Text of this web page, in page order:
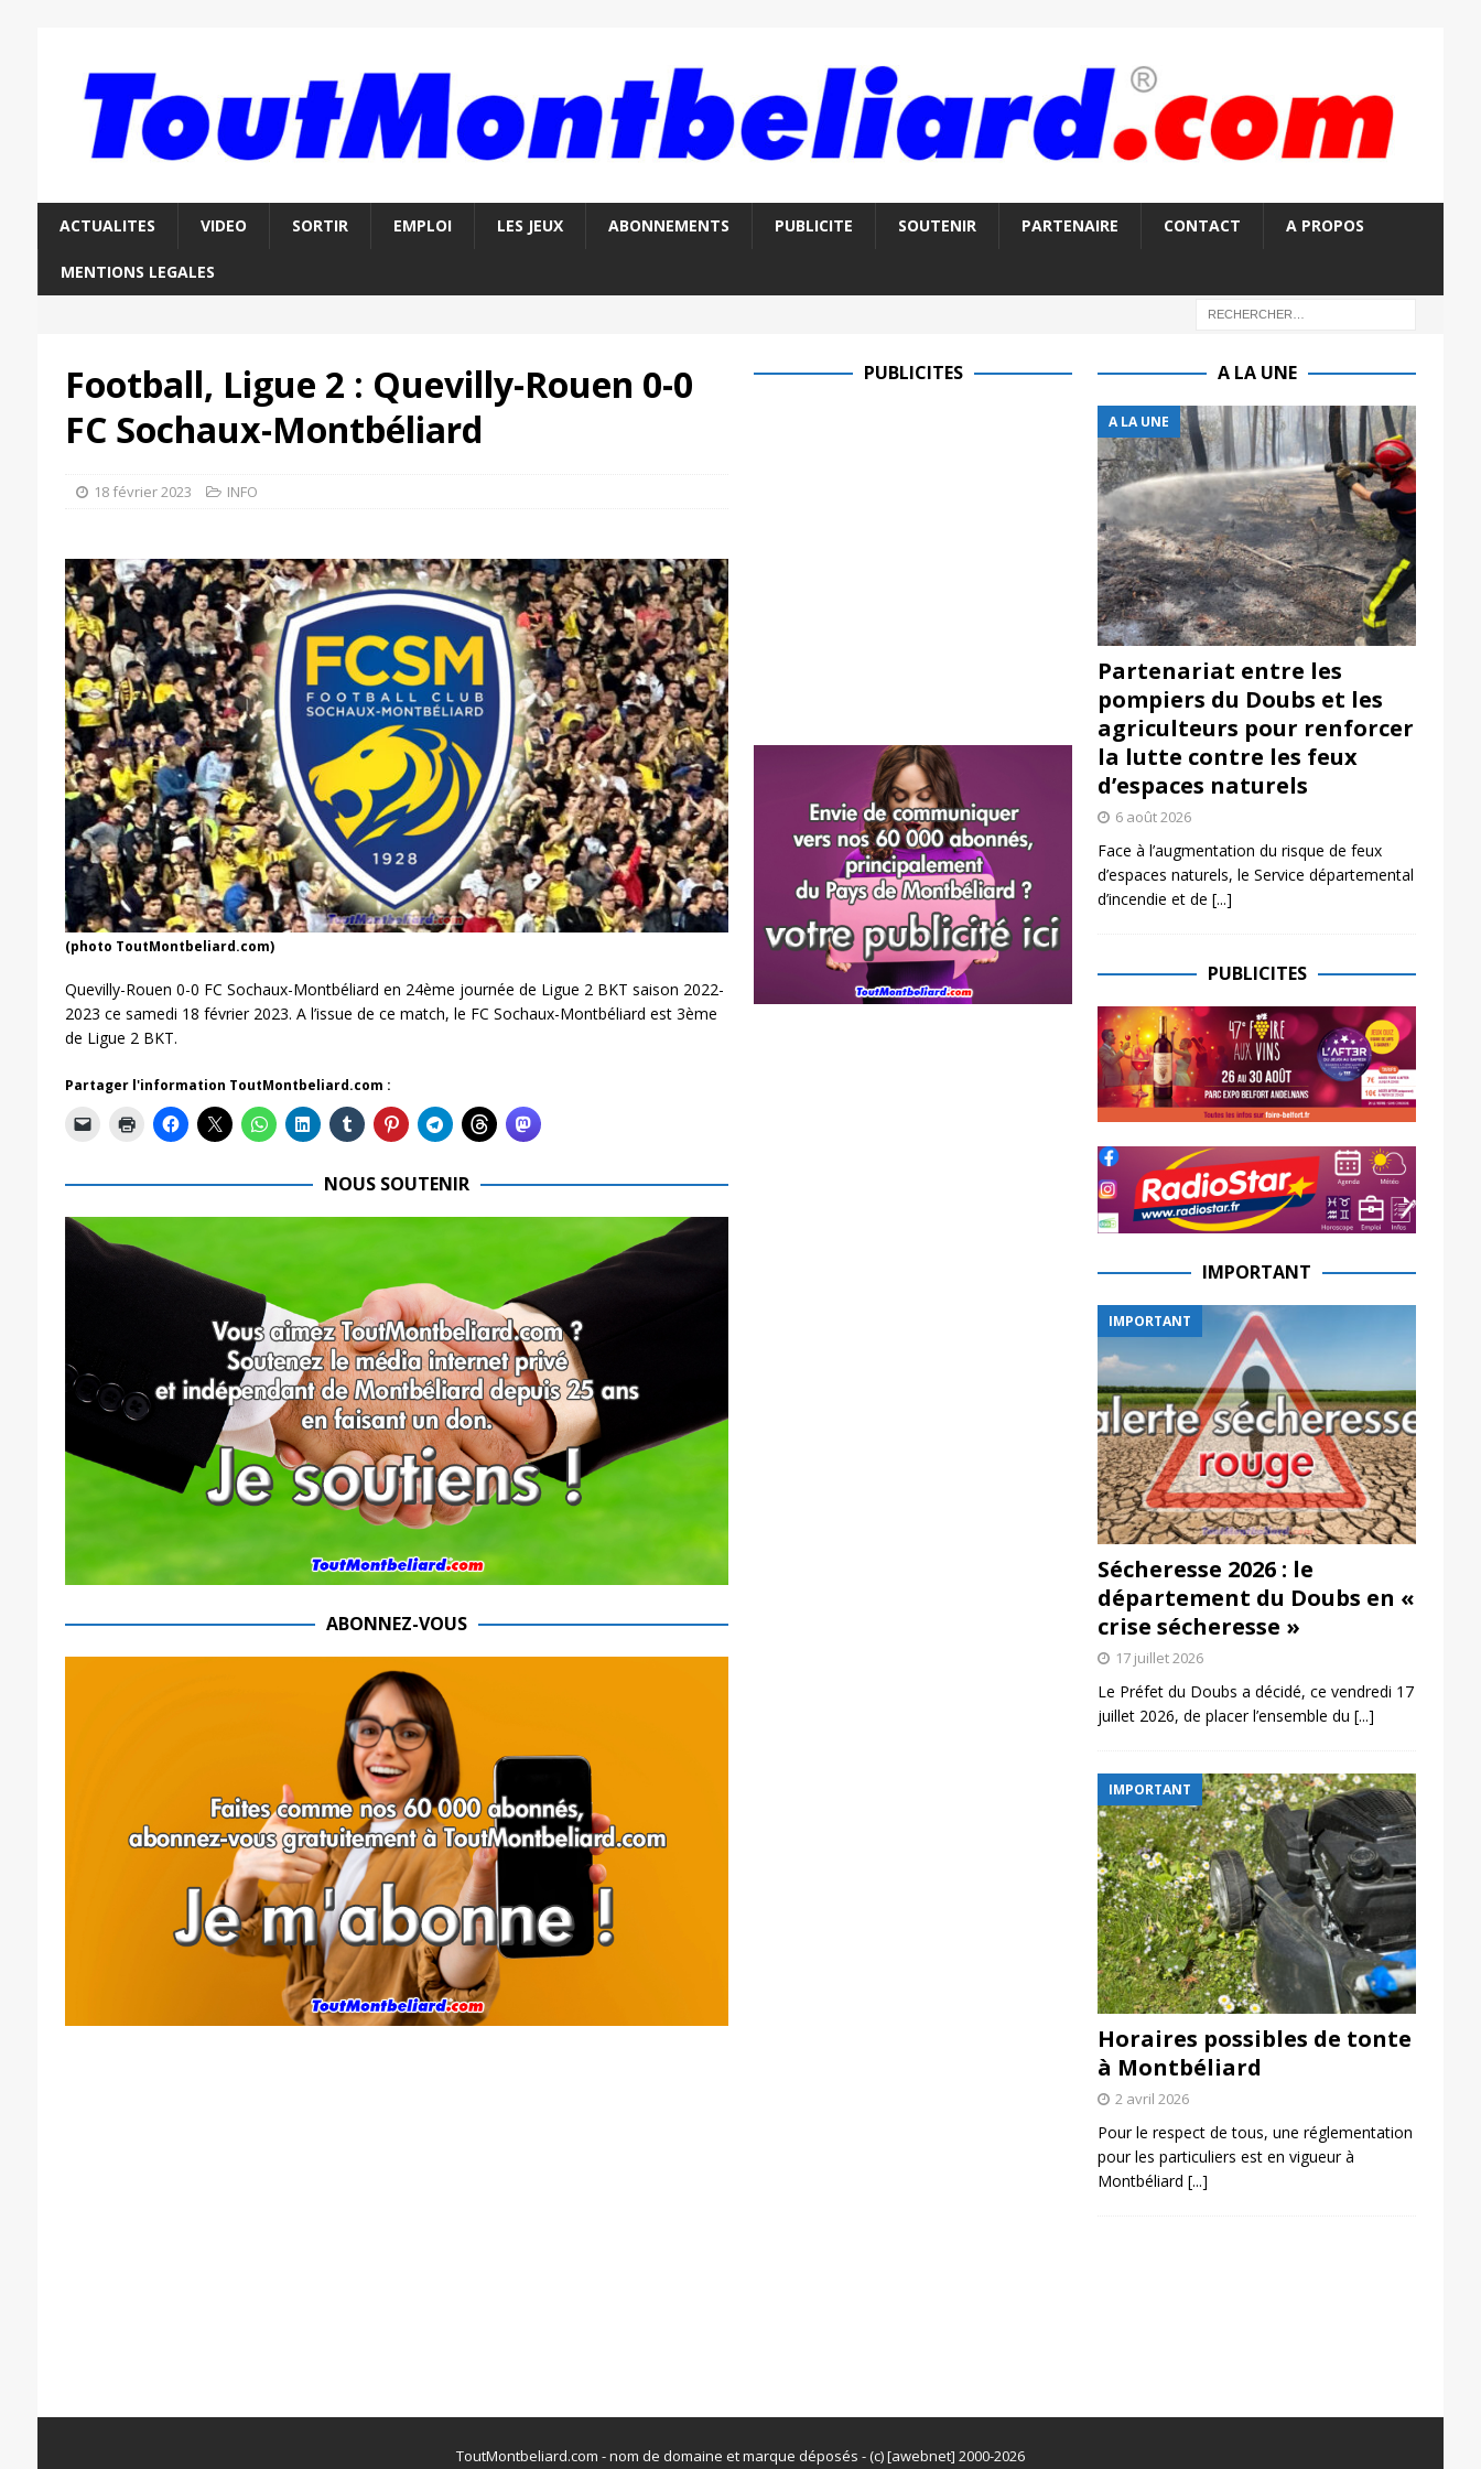
ACTUALITES VIDEO SORTIR EMPLOI LES JEUX ABONNEMENTS PUBLICITE SOUTENIR PARTENAIRE CONTACT A PROPOS
MENTIONS LEGALES
Football, Ligue 2 : Quevilly-Rouen 0-0
FC Sochaux-Montbéliard
18 février 2023 INFO
(photo ToutMontbeliard.com)
Quevilly-Rouen 0-0 FC Sochaux-Montbéliard en 24ème journée de Ligue 2 BKT saison 2022-
2023 ce samedi 18 février 2023. A l’issue de ce match, le FC Sochaux-Montbéliard est 3ème
de Ligue 2 BKT.
Partager l'information ToutMontbeliard.com :
NOUS SOUTENIR
ABONNEZ-VOUS
PUBLICITES A LA UNE
A LA UNE
Partenariat entre les
pompiers du Doubs et les
agriculteurs pour renforcer
la lutte contre les feux
d’espaces naturels
6 août 2026
Face à l’augmentation du risque de feux
d’espaces naturels, le Service départemental
d’incendie et de [...]
PUBLICITES
IMPORTANT
IMPORTANT
Sécheresse 2026 : le
département du Doubs en «
crise sécheresse »
17 juillet 2026
Le Préfet du Doubs a décidé, ce vendredi 17
juillet 2026, de placer l’ensemble du [...]
IMPORTANT
Horaires possibles de tonte
à Montbéliard
2 avril 2026
Pour le respect de tous, une réglementation
pour les particuliers est en vigueur à
Montbéliard [...]
ToutMontbeliard.com - nom de domaine et marque déposés - (c) [awebnet] 2000-2026